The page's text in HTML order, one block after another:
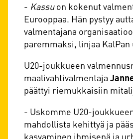
- Kassuon kokenut
Eurooppaa. Hän pystyy
valmentajana
paremmaksi, linjaa
U20-joukkueen
maalivahtivalmentaja
päättyi riemukkaisiin
- Uskomme U20-
mahdollista kehittyä ja
kasvaminen ihmisenä ja